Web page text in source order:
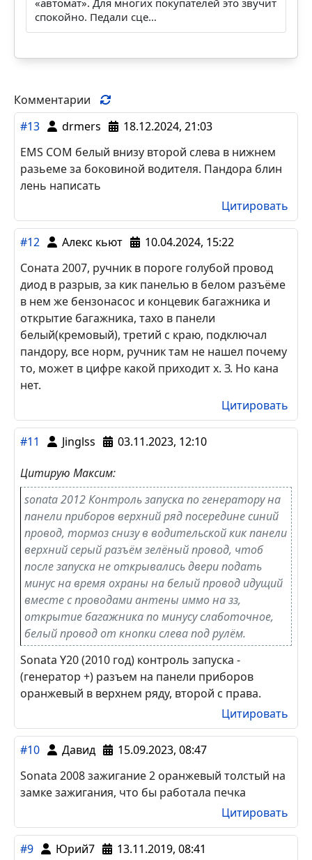
Продавец написал «автомат»: как до
сделки понять, какая коро…
В объявлении стоит знакомое слово:
«автомат». Для многих покупателей это звучит
спокойно. Педали сце…
Комментарии
#13
drmers
18.12.2024, 21:03
EMS COM белый внизу второй слева в нижнем
разьеме за боковиной водителя. Пандора блин
лень написать
Цитировать
#12
Соната 2007, ручник в пороге голубой провод
диод в разрыв, за кик панелью в белом разъёме
в нем же бензонасос и концевик багажника и
белый(кремовый), третий с краю, подключал
пандору, все норм, ручник там не нашел почему
то, может в цифре какой приходит х. З. Но кана
нет.
Цитировать
#11 Jinglss 03.11.2023, 12:10
Цитирую Максим:
sonata 2012 Контроль запуска по генератору на
панели приборов верхний ряд посередине синий
провод, тормоз снизу в водительской кик панели
верхний серый разъём зелёный провод, чтоб
после запуска не открывались двери подать
минус на время охраны на белый провод идущий
вместе с проводами антены иммо на зз,
белый провод от кнопки слева под рулём.
Sonata Y20 (2010 год) контроль запуска -
(генератор +) разъем на панели приборов
оранжевый в верхнем ряду, второй с права.